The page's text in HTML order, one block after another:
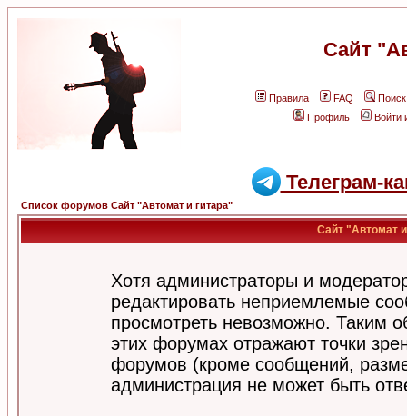
Сайт
Правила FAQ
Поиск
Профиль
Войти
Телеграм-
Список форумов Сайт "Автомат и гитара"
Сайт "Автомат и
Хотя администраторы и
редактировать неприемлемые
просмотреть невозможно. Таким
этих форумах отражают точки
форумов (кроме сообщений,
администрация не может быть